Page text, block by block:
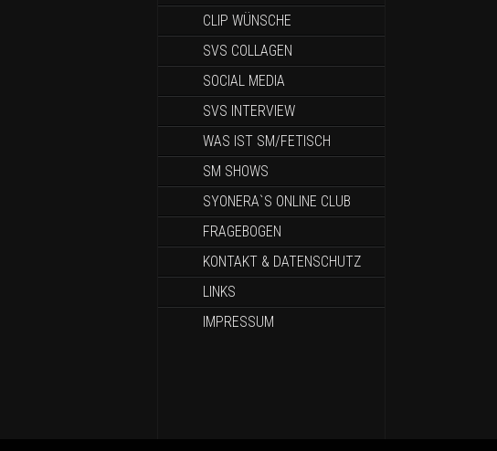
CLIP WÜNSCHE
SVS COLLAGEN
SOCIAL MEDIA
SVS INTERVIEW
WAS IST SM/FETISCH
SM SHOWS
SYONERA`S ONLINE CLUB
FRAGEBOGEN
KONTAKT & DATENSCHUTZ
LINKS
IMPRESSUM